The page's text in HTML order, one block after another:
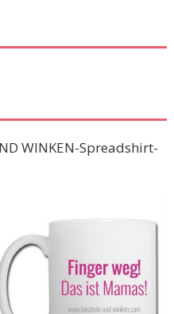
WINKEN-Spreadshirt-